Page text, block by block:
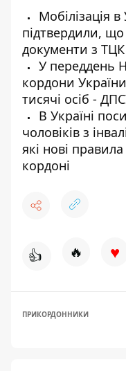
Мобілізація
підтвердили, що
документи з ТЦК
У переддень
кордони
тисячі осіб -
В Україні
чоловіків з
які нові
кордоні
👍 🔥 ♥
ПРИКОРДОННИКИ